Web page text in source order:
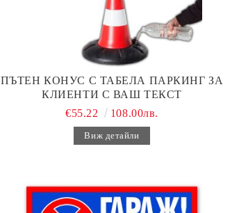
ПЪТЕН КОНУС С ТАБЕЛА ПАРКИНГ ЗА
КЛИЕНТИ С ВАШ ТЕКСТ
€55.22
108.00лв.
Виж детайли